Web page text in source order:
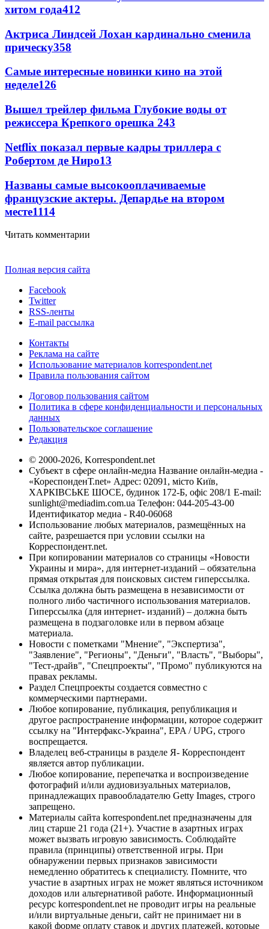
хитом года412
Актриса Линдсей Лохан кардинально сменила
прическу358
Самые интересные новинки кино на этой
неделе126
Вышел трейлер фильма Глубокие воды от
режиссера Крепкого орешка 243
Netflix показал первые кадры триллера с
Робертом де Ниро13
Названы самые высокооплачиваемые
французские актеры. Депардье на втором
месте1114
Читать комментарии
Полная версия сайта
Facebook
Twitter
RSS-ленты
E-mail рассылка
Контакты
Реклама на сайте
Использование материалов korrespondent.net
Правила пользования сайтом
Договор пользования сайтом
Политика в сфере конфиденциальности и персональных
данных
Пользовательское соглашение
Редакция
© 2000-2026, Korrespondent.net
Субъект в сфере онлайн-медиа Название онлайн-медиа -
«КореспонденТ.net» Адрес: 02091, місто Київ,
ХАРКІВСЬКЕ ШОСЕ, будинок 172-Б, офіс 208/1 E-mail:
sunlight@mediadim.com.ua Телефон: 044-205-43-00
Идентификатор медиа - R40-06068
Использование любых материалов, размещённых на
сайте, разрешается при условии ссылки на
Корреспондент.net.
При копировании материалов со страницы «Новости
Украины и мира», для интернет-изданий – обязательна
прямая открытая для поисковых систем гиперссылка.
Ссылка должна быть размещена в независимости от
полного либо частичного использования материалов.
Гиперссылка (для интернет- изданий) – должна быть
размещена в подзаголовке или в первом абзаце
материала.
Новости с пометками "Мнение", "Экспертиза",
"Заявление", "Регионы", "Деньги", "Власть", "Выборы",
"Тест-драйв", "Спецпроекты", "Промо" публикуются на
правах рекламы.
Раздел Спецпроекты создается совместно с
коммерческими партнерами.
Любое копирование, публикация, републикация и
другое распространение информации, которое содержит
ссылку на "Интерфакс-Украина", EPA / UPG, строго
воспрещается.
Владелец веб-страницы в разделе Я- Корреспондент
является автор публикации.
Любое копирование, перепечатка и воспроизведение
фотографий и/или аудиовизуальных материалов,
принадлежащих правообладателю Getty Images, строго
запрещено.
Материалы сайта korrespondent.net предназначены для
лиц старше 21 года (21+). Участие в азартных играх
может вызвать игровую зависимость. Соблюдайте
правила (принципы) ответственной игры. При
обнаружении первых признаков зависимости
немедленно обратитесь к специалисту. Помните, что
участие в азартных играх не может являться источником
доходов или альтернативой работе. Информационный
ресурс korrespondent.net не проводит игры на реальные
и/или виртуальные деньги, сайт не принимает ни в
какой форме оплату ставок и других платежей, которые